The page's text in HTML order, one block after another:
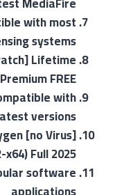
with most
systems
Lifetime
Premium FREE
with
versions
[no Virus]
x64) Full 2025
software